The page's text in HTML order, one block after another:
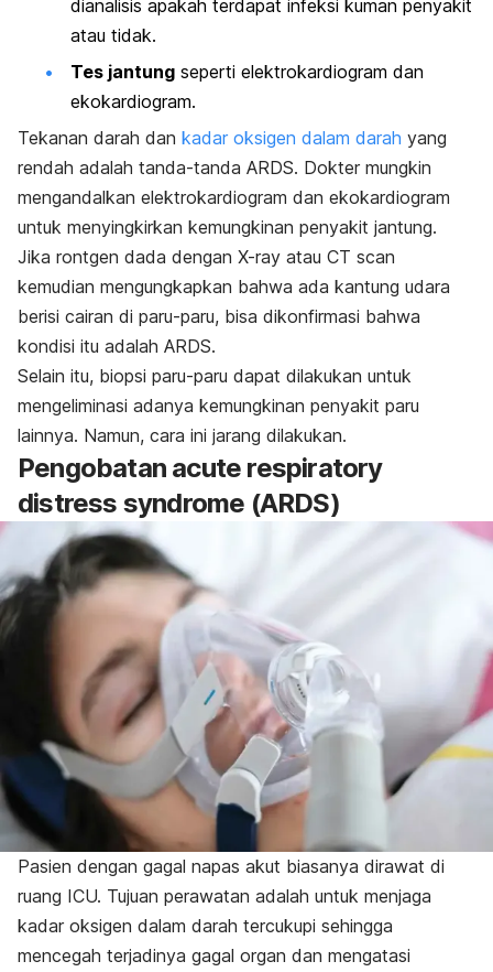
dianalisis apakah terdapat infeksi kuman penyakit
atau tidak.
Tes jantung seperti elektrokardiogram dan
ekokardiogram.
Tekanan darah dan kadar oksigen dalam darah yang
rendah adalah tanda-tanda ARDS. Dokter mungkin
mengandalkan elektrokardiogram dan ekokardiogram
untuk menyingkirkan kemungkinan penyakit jantung.
Jika rontgen dada dengan X-ray atau CT scan
kemudian mengungkapkan bahwa ada kantung udara
berisi cairan di paru-paru, bisa dikonfirmasi bahwa
kondisi itu adalah ARDS.
Selain itu, biopsi paru-paru dapat dilakukan untuk
mengeliminasi adanya kemungkinan penyakit paru
lainnya. Namun, cara ini jarang dilakukan.
Pengobatan acute respiratory
distress syndrome (ARDS)
Pasien dengan gagal napas akut biasanya dirawat di
ruang ICU. Tujuan perawatan adalah untuk menjaga
kadar oksigen dalam darah tercukupi sehingga
mencegah terjadinya gagal organ dan mengatasi